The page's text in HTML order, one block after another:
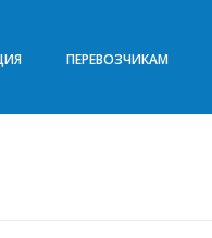
ПЕРЕВОЗЧИКАМ